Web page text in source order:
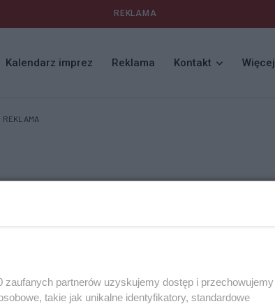
REKLAMA
Kalendarz imprez Reklama Kontakt Więcej
REKLAMA
partnerów uzyskujemy dostęp i przechowujemy
takie jak unikalne identyfikatory, standardowe